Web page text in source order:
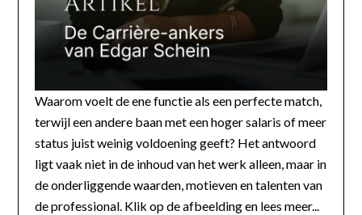
Waarom voelt de ene functie als een perfecte match,
terwijl een andere baan met een hoger salaris of meer
status juist weinig voldoening geeft? Het antwoord
ligt vaak niet in de inhoud van het werk alleen, maar in
de onderliggende waarden, motieven en talenten van
de professional. Klik op de afbeelding en lees meer...